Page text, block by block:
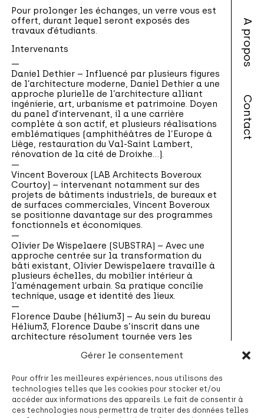
Gérer le consentement
Pour offrir les meilleures expériences, nous utilisons des
technologies telles que les cookies pour stocker et/ou
accéder aux informations des appareils. Le fait de consentir à
ces technologies nous permettra de traiter des données telles
A propos
Contact
Pour prolonger les échanges, un verre vous est
offert, durant lequel seront exposés des
travaux d’étudiants.
Intervenants
Daniel Dethier – Influencé par plusieurs figures
de l’architecture moderne, Daniel Dethier a une
approche plurielle de l’architecture alliant
ingénierie, art, urbanisme et patrimoine. Doyen
du panel d’intervenant, il a une carrière
complète à son actif, et plusieurs réalisations
emblématiques (amphithéâtres de l’Europe à
Liège, restauration du Val-Saint Lambert,
rénovation de la cité de Droixhe…).
Vincent Boveroux (LAB Architects Boveroux
Courtoy) – intervenant notamment sur des
projets de bâtiments industriels, de bureaux et
de surfaces commerciales, Vincent Boveroux
se positionne davantage sur des programmes
fonctionnels et économiques.
Olivier De Wispelaere (SUBSTRA) – Avec une
approche centrée sur la transformation du
bâti existant, Olivier Dewispelaere travaille à
plusieurs échelles, du mobilier intérieur à
l’aménagement urbain. Sa pratique concilie
technique, usage et identité des lieux.
Florence Daube (hélium3) – Au sein du bureau
Hélium3, Florence Daube s’inscrit dans une
architecture résolument tournée vers les
Les projets concilient créativité, bien-être des
environnemental.
Rachel L’Haridon (P&P architectes) –diplômée
d’un double diplôme de l’université de Liège et